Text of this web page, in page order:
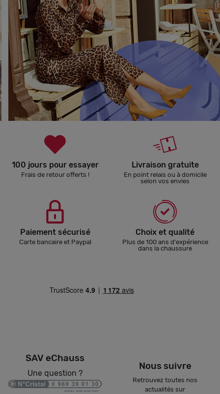
100 jours pour essayer
Frais de retour offerts !
Livraison gratuite
En point relais ou à domicile
selon vos envies
Paiement sécurisé
Carte bancaire et Paypal
Choix et qualité
Plus de 100 ans d'expérience
dans la chaussure
SAV eChauss
Une question ?
Nous suivre
Retrouvez toutes nos
actualités sur